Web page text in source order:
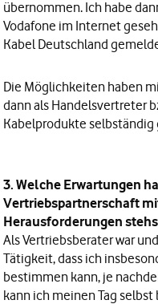
übernommen. Ich habe
Vodafone im Internet
Kabel Deutschland
Die Möglichkeiten haben
dann als Handelsvertreter
Kabelprodukte selbständig
3. Welche Erwartungen
Vertriebspartnerschaft
Herausforderungen
Als Vertriebsberater war
Tätigkeit, dass ich
bestimmen kann, je
kann ich meinen Tag